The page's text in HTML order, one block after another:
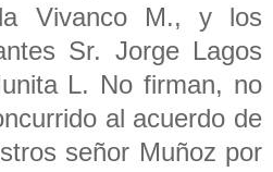
Vivanco M., y los
Sr. Jorge Lagos
L. No firman, no
al acuerdo de
señor Muñoz por